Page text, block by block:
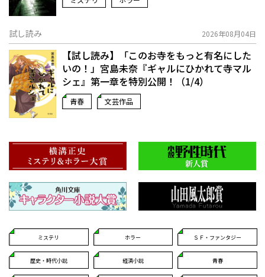
試し読み 2026年08月04日
【試し読み】「このお寺をもっと有名にした
いの！」宮島未奈『ギャルにひかれて寺マル
シェ』第一章を特別公開！（1/4）
青春 文芸作品
ミステリ ホラー ＳＦ・ファンタジー
歴史・時代小説 経済小説 青春